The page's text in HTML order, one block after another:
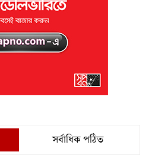
সর্বাধিক পঠিত